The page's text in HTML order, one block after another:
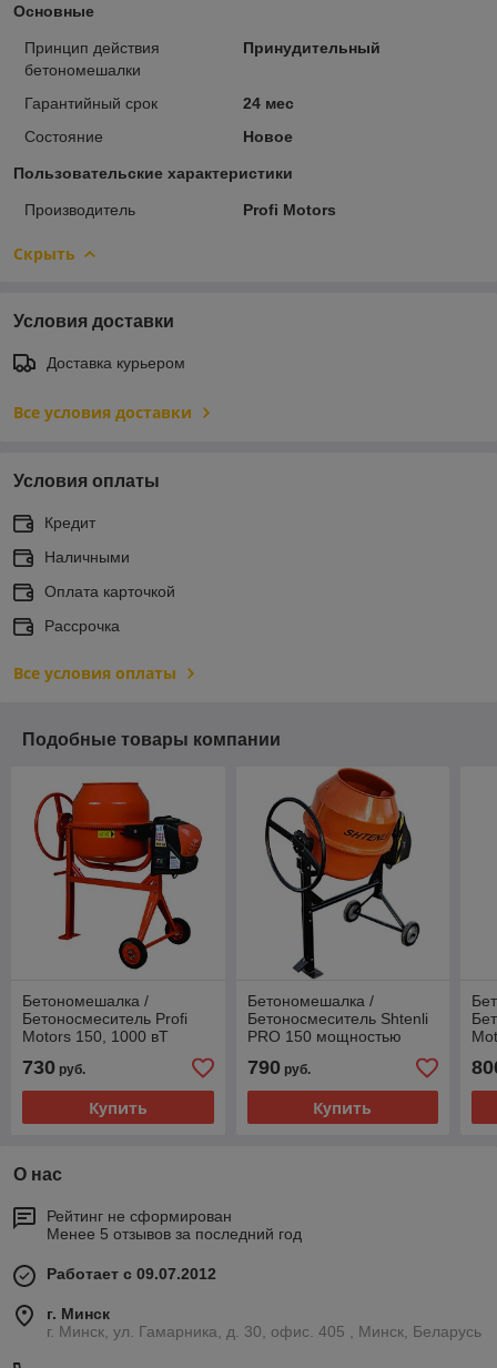
Основные
Принцип действия
бетономешалки
Принудительный
Гарантийный срок
24 мес
Состояние
Новое
Пользовательские характеристики
Производитель Profi Motors
Скрыть
Условия доставки
Доставка курьером
Все условия доставки
Условия оплаты
Кредит
Наличными
Оплата карточкой
Рассрочка
Все условия оплаты
Подобные товары компании
Бетономешалка /
Бетоносмеситель Profi
Motors 150, 1000 вТ
730 руб.
Купить
Бетономешалка /
Бетоносмеситель Shtenli
PRO 150 мощностью
790руб.
Купить
О нас
Рейтинг не сформирован
Менее 5 отзывов за последний год
Работает с 09.07.2012
г. Минск
г. Минск, ул. Гамарника, д. 30, офис. 405 , Минск, Беларусь